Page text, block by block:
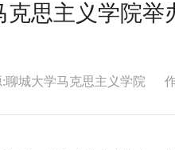
克思主义学院
:聊城大学马克思主义学院